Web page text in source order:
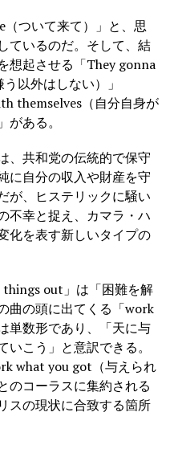
ついて来て）」と、思
ているのだ。そして、結
想起させる「They gonna
以外はしない）」
themselves（自分自身が
ある。
、共和党の伝統的で保守
に自分の収入や財産を守
が、ヒステリックに騒い
不幸と捉え、カマラ・ハ
化を表す新しいタイプの
out」は「困難を解
曲の頭に出てくる「work
数形であり、「天に与
こう」と意訳できる。
what you got（与えられ
のコーラスに集約される
スの現状に合致する箇所